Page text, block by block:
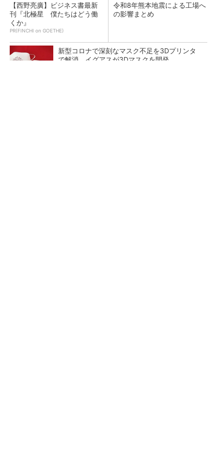
【西野亮廣】ビジネス書最新
刊『北極星 僕たちはどう働
くか』
PR(FINCHI on GOETHE)
令和8年熊本地震による工場へ
の影響まとめ
新型コロナで深刻なマスク不足を3Dプリンタ
で解消、イグアスが3Dマスクを開発